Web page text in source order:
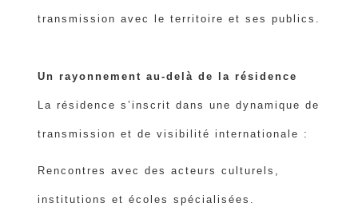
transmission avec le territoire et ses publics.
Un rayonnement au-delà de la résidence
La résidence s’inscrit dans une dynamique de
transmission et de visibilité internationale :
Rencontres avec des acteurs culturels,
institutions et écoles spécialisées.